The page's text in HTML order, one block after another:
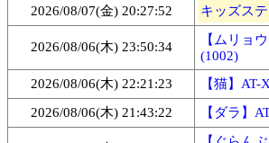
2026/08/07(金) 20:27:52
キッズス
2026/08/06(木) 23:50:34
【ムリョ
(1002)
2026/08/06(木) 22:21:23
【猫】
2026/08/06(木) 21:43:22
【ダラ】